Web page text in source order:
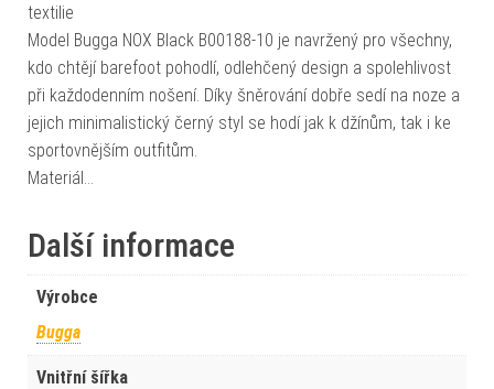
textilie
Model Bugga NOX Black B00188-10 je navržený pro všechny,
kdo chtějí barefoot pohodlí, odlehčený design a spolehlivost
při každodenním nošení. Díky šněrování dobře sedí na noze a
jejich minimalistický černý styl se hodí jak k džínům, tak i ke
sportovnějším outfitům.
Materiál…
Další informace
Výrobce
Bugga
Vnitřní šířka